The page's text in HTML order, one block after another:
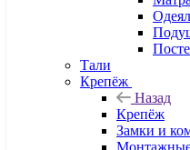
Тали
Крепёж
Назад
Крепёж
Замки и